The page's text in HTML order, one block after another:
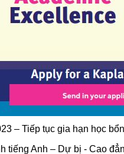
– Tiếp tục gia hạn học
tiếng Anh – Dự bị - Cao